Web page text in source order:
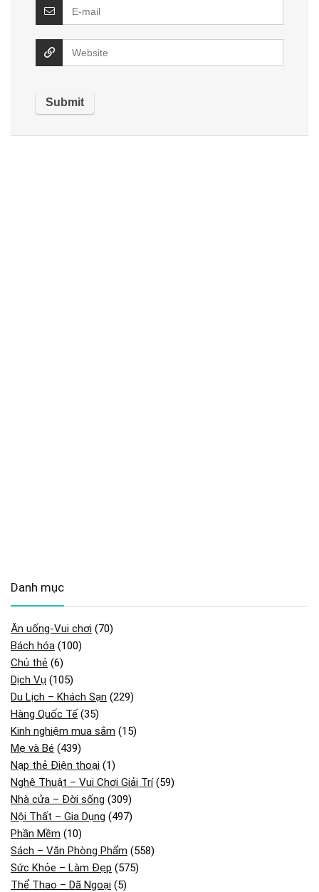
Danh mục
Ăn uống-Vui chơi (70)
Bách hóa (100)
Chủ thẻ (6)
Dịch Vụ (105)
Du Lịch – Khách Sạn (229)
Hàng Quốc Tế (35)
Kinh nghiệm mua sắm (15)
Mẹ và Bé (439)
Nạp thẻ Điện thoại (1)
Nghệ Thuật – Vui Chơi Giải Trí(59)
Nhà cửa – Đời sống (309)
Nội Thất – Gia Dụng (497)
Phần Mềm (10)
Sách – Văn Phòng Phẩm (558)
Sức Khỏe – Làm Đẹp (575)
Thể Thao – Dã Ngoại (5)